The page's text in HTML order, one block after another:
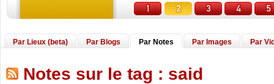
Par Lieux (beta) Par Blogs Par Notes Par Images Par
Notes sur le tag : said